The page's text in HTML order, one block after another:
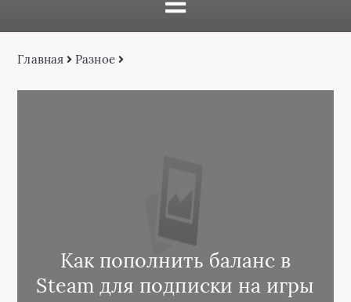
Главная Разное
Как пополнить баланс в
Steam для подписки на игры